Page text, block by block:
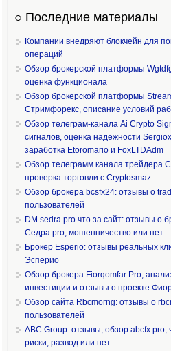
○ Последние материалы
Компании внедряют блокчейн для
операций
Обзор брокерской платформы
оценка функционала
Обзор брокерской платформы
Стримфорекс, описание условий
Обзор телеграм-канала Ai Crypto
сигналов, оценка надежности
заработка Etoromario и FoxLTDAdm
Обзор телеграмм канала трейдера
проверка торговли с Cryptosmaz
Обзор брокера bcsfx24: отзывы о
пользователей
DM sedra pro что за сайт: отзывы о
Седра pro, мошенничество или нет
Брокер Esperio: отзывы реальных
Эсперио
Обзор брокера Fiorqomfar Pro,
инвестиции и отзывы о проекте
Обзор сайта Rbcmorng: отзывы о
пользователей
ABC Group: отзывы, обзор abcfx pro,
риски, развод или нет